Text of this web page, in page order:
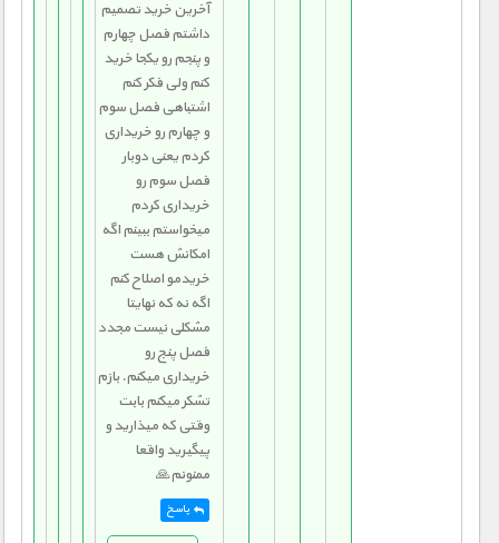
آخرین خرید تصميم
داشتم فصل چهارم
و پنجم رو یکجا خرید
کنم ولی فکر کنم
اشتباهی فصل سوم
و چهارم رو خریداری
کردم یعنی دوبار
فصل سوم رو
خریداری کردم
میخواستم ببینم اگه
امکانش هست
خریدمو اصلاح کنم
اگه نه که نهایتا
مشکلی نیست مجدد
فصل پنج رو
خریداری میکنم. بازم
تشکر میکنم بابت
وقتی که میذارید و
پیگیرید واقعا
ممنونم🙏
پاسخ